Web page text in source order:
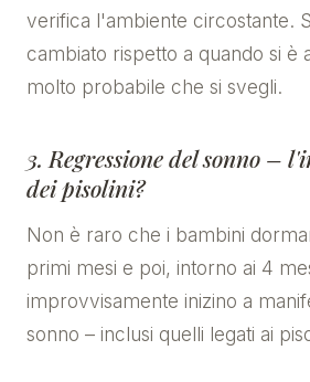
verifica l'ambiente circostante.
cambiato rispetto a quando si è
molto probabile che si svegli.
3. Regressione del sonno –
dei pisolini?
Non è raro che i bambini
primi mesi e poi, intorno ai 4
improvvisamente inizino a
sonno – inclusi quelli legati ai